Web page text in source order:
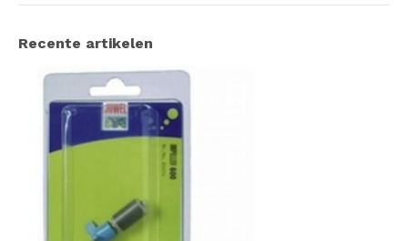
Recente artikelen